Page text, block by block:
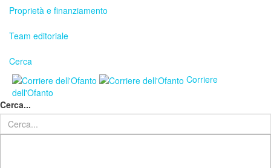
Proprietà e finanziamento
Team editoriale
Cerca
Corriere
dell'Ofanto
Cerca...